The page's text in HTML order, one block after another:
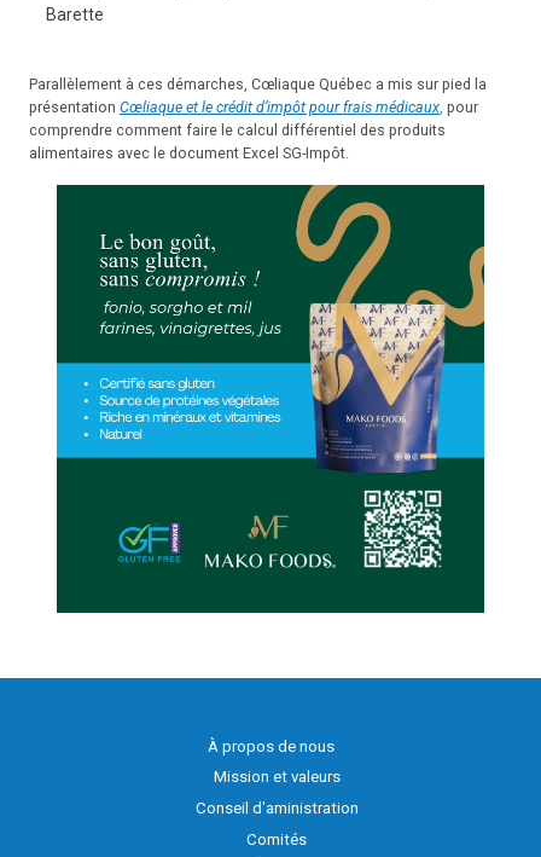
Barette
Parallèlement à ces démarches, Cœliaque Québec a mis sur pied la
présentation Cœliaque et le crédit d’impôt pour frais médicaux, pour
comprendre comment faire le calcul différentiel des produits
alimentaires avec le document Excel SG-Impôt.
À propos de nous
Mission et valeurs
Conseil d'aministration
Comités